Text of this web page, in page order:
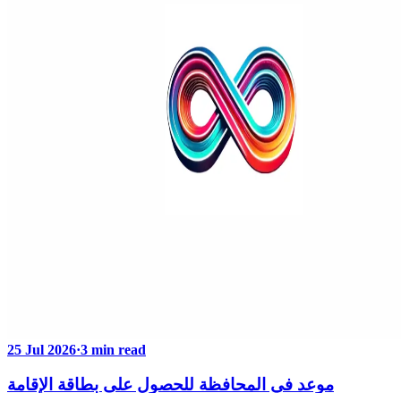
25 Jul 2026·3 min read
موعد في المحافظة للحصول على بطاقة الإقامة